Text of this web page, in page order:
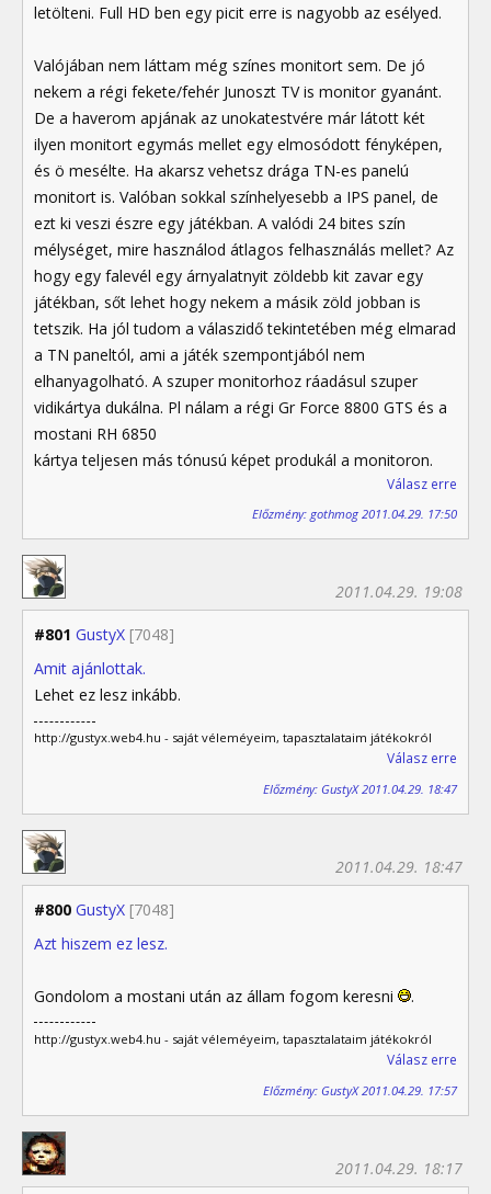
letölteni. Full HD ben egy picit erre is nagyobb az esélyed.
Valójában nem láttam még színes monitort sem. De jó
nekem a régi fekete/fehér Junoszt TV is monitor gyanánt.
De a haverom apjának az unokatestvére már látott két
ilyen monitort egymás mellet egy elmosódott fényképen,
és ö mesélte. Ha akarsz vehetsz drága TN-es panelú
monitort is. Valóban sokkal színhelyesebb a IPS panel, de
ezt ki veszi észre egy játékban. A valódi 24 bites szín
mélységet, mire használod átlagos felhasználás mellet? Az
hogy egy falevél egy árnyalatnyit zöldebb kit zavar egy
játékban, sőt lehet hogy nekem a másik zöld jobban is
tetszik. Ha jól tudom a válaszidő tekintetében még elmarad
a TN paneltól, ami a játék szempontjából nem
elhanyagolható. A szuper monitorhoz ráadásul szuper
vidikártya dukálna. Pl nálam a régi Gr Force 8800 GTS és a
mostani RH 6850
kártya teljesen más tónusú képet produkál a monitoron.
Válasz erre
Előzmény: gothmog 2011.04.29. 17:50
#801 GustyX [7048]
2011.04.29. 19:08
Amit ajánlottak.
Lehet ez lesz inkább.
http://gustyx.web4.hu - saját véleméyeim, tapasztalataim játékokról
Válasz erre
Előzmény: GustyX 2011.04.29. 18:47
#800 GustyX [7048]
2011.04.29. 18:47
Azt hiszem ez lesz.
Gondolom a mostani után az állam fogom keresni .
http://gustyx.web4.hu - saját véleméyeim, tapasztalataim játékokról
Válasz erre
Előzmény: GustyX 2011.04.29. 17:57
2011.04.29. 18:17